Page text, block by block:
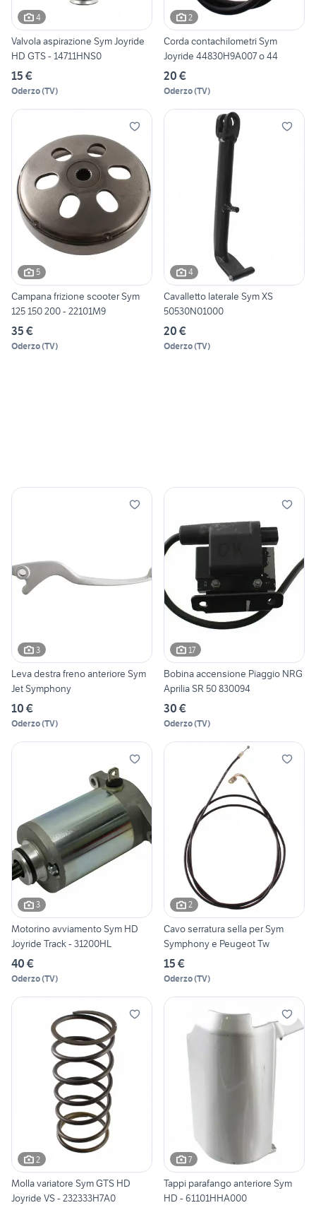
4
Valvola aspirazione Sym Joyride
HD GTS - 14711HNS0
15 €
Oderzo(TV)
2
Corda contachilometri Sym
Joyride 44830H9A007 o 44
20 €
Oderzo(TV)
5
Campana frizione scooter Sym
125 150 200 - 22101M9
35 €
Oderzo(TV)
4
Cavalletto laterale Sym XS
50530N01000
20 €
Oderzo(TV)
3
Leva destra freno anteriore Sym
Jet Symphony
10 €
Oderzo(TV)
17
Bobina accensione Piaggio NRG
Aprilia SR 50 830094
30 €
Oderzo(TV)
3
Motorino avviamento Sym HD
Joyride Track - 31200HL
40 €
Oderzo(TV)
2
Cavo serratura sella per Sym
Symphony e Peugeot Tw
15 €
Oderzo(TV)
2
Molla variatore Sym GTS HD
Joyride VS - 232333H7A0
7
Tappi parafango anteriore Sym
HD - 61101HHA000